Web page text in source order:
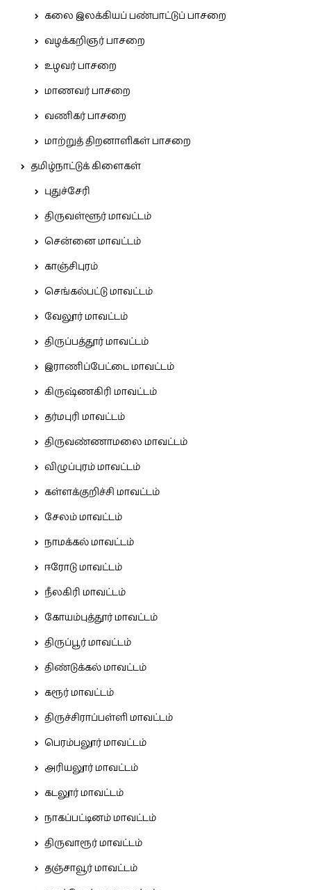
கலை இலக்கியப் பண்பாட்டுப் பாசறை
வழக்கறிஞர் பாசறை
உழவர் பாசறை
மாணவர் பாசறை
வணிகர் பாசறை
மாற்றுத் திறனாளிகள் பாசறை
தமிழ்நாட்டுக் கிளைகள்
புதுச்சேரி
திருவள்ளூர் மாவட்டம்
சென்னை மாவட்டம்
காஞ்சிபுரம்
செங்கல்பட்டு மாவட்டம்
வேலூர் மாவட்டம்
திருப்பத்தூர் மாவட்டம்
இராணிப்பேட்டை மாவட்டம்
கிருஷ்ணகிரி மாவட்டம்
தர்மபுரி மாவட்டம்
திருவண்ணாமலை மாவட்டம்
விழுப்புரம் மாவட்டம்
கள்ளக்குறிச்சி மாவட்டம்
சேலம் மாவட்டம்
நாமக்கல் மாவட்டம்
ஈரோடு மாவட்டம்
நீலகிரி மாவட்டம்
கோயம்புத்தூர் மாவட்டம்
திருப்பூர் மாவட்டம்
திண்டுக்கல் மாவட்டம்
கரூர் மாவட்டம்
திருச்சிராப்பள்ளி மாவட்டம்
பெரம்பலூர் மாவட்டம்
அரியலூர் மாவட்டம்
கடலூர் மாவட்டம்
நாகப்பட்டினம் மாவட்டம்
திருவாரூர் மாவட்டம்
தஞ்சாவூர் மாவட்டம்